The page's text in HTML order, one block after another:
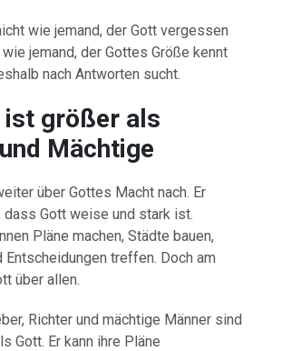
wie jemand, der Gott vergessen
jemand, der Gottes Größe kennt
nach Antworten sucht.
ist größer als
Mächtige
über Gottes Macht nach. Er
dass Gott weise und stark ist.
Pläne machen, Städte bauen,
Entscheidungen treffen. Doch am
über allen.
Richter und mächtige Männer sind
Gott. Er kann ihre Pläne